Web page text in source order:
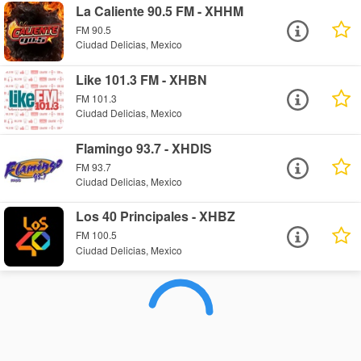
La Caliente 90.5 FM - XHHM
FM 90.5
Ciudad Delicias, Mexico
Like 101.3 FM - XHBN
FM 101.3
Ciudad Delicias, Mexico
Flamingo 93.7 - XHDIS
FM 93.7
Ciudad Delicias, Mexico
Los 40 Principales - XHBZ
FM 100.5
Ciudad Delicias, Mexico